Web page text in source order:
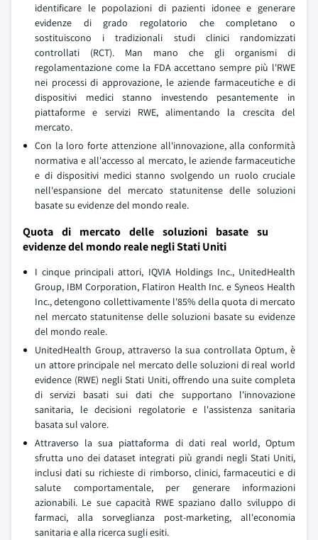
identificare le popolazioni di pazienti idonee e generare
evidenze di grado regolatorio che completano o
sostituiscono i tradizionali studi clinici randomizzati
controllati (RCT). Man mano che gli organismi di
regolamentazione come la FDA accettano sempre più l'RWE
nei processi di approvazione, le aziende farmaceutiche e di
dispositivi medici stanno investendo pesantemente in
piattaforme e servizi RWE, alimentando la crescita del
mercato.
Con la loro forte attenzione all'innovazione, alla conformità
normativa e all'accesso al mercato, le aziende farmaceutiche
e di dispositivi medici stanno svolgendo un ruolo cruciale
nell'espansione del mercato statunitense delle soluzioni
basate su evidenze del mondo reale.
Quota di mercato delle soluzioni basate su
evidenze del mondo reale negli Stati Uniti
I cinque principali attori, IQVIA Holdings Inc., UnitedHealth
Group, IBM Corporation, Flatiron Health Inc. e Syneos Health
Inc., detengono collettivamente l'85% della quota di mercato
nel mercato statunitense delle soluzioni basate su evidenze
del mondo reale.
UnitedHealth Group, attraverso la sua controllata Optum, è
un attore principale nel mercato delle soluzioni di real world
evidence (RWE) negli Stati Uniti, offrendo una suite completa
di servizi basati sui dati che supportano l'innovazione
sanitaria, le decisioni regolatorie e l'assistenza sanitaria
basata sul valore.
Attraverso la sua piattaforma di dati real world, Optum
sfrutta uno dei dataset integrati più grandi negli Stati Uniti,
inclusi dati su richieste di rimborso, clinici, farmaceutici e di
salute comportamentale, per generare informazioni
azionabili. Le sue capacità RWE spaziano dallo sviluppo di
farmaci, alla sorveglianza post-marketing, all'economia
sanitaria e alla ricerca sugli esiti.